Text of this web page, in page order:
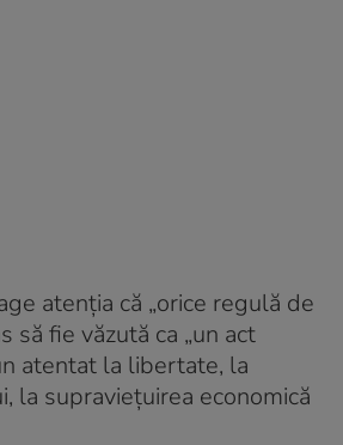
atenția că „orice regulă de
să fie văzută ca „un act
atentat la libertate, la
la supraviețuirea economică